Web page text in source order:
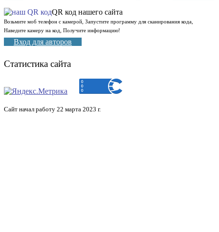
QR код нашего сайта
Возьмите моб телефон с камерой, Запустите программу для сканирования кода,
Наведите камеру на код, Получите информацию!
Вход для авторов
Статистика сайта
Сайт начал работу 22 марта 2023 г.